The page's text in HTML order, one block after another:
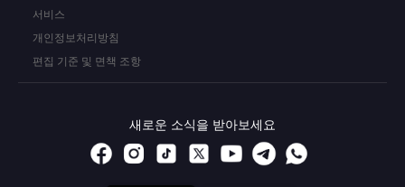
서비스
개인정보처리방침
편집 기준 및 면책 조항
새로운 소식을 받아보세요